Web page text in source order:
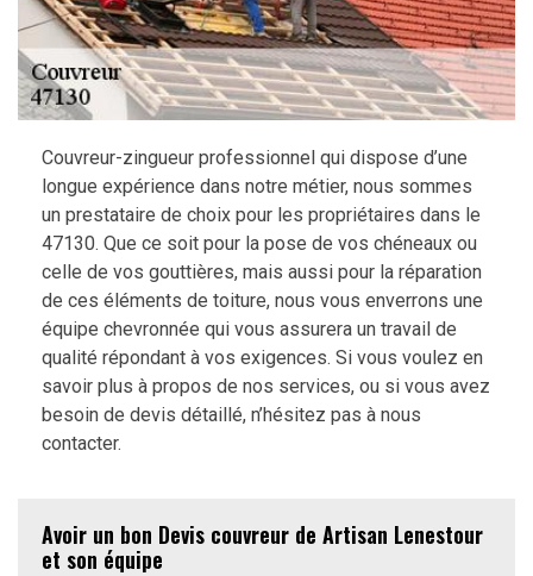
Couvreur-zingueur professionnel qui dispose d’une
longue expérience dans notre métier, nous sommes
un prestataire de choix pour les propriétaires dans le
47130. Que ce soit pour la pose de vos chéneaux ou
celle de vos gouttières, mais aussi pour la réparation
de ces éléments de toiture, nous vous enverrons une
équipe chevronnée qui vous assurera un travail de
qualité répondant à vos exigences. Si vous voulez en
savoir plus à propos de nos services, ou si vous avez
besoin de devis détaillé, n’hésitez pas à nous
contacter.
Avoir un bon Devis couvreur de Artisan Lenestour
et son équipe